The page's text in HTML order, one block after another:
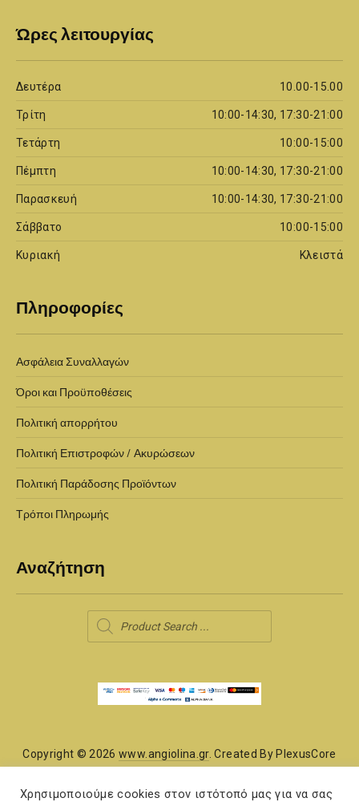
Ώρες λειτουργίας
Δευτέρα 10.00-15.00
Τρίτη 10:00-14:30, 17:30-21:00
Τετάρτη 10:00-15:00
Πέμπτη 10:00-14:30, 17:30-21:00
Παρασκευή 10:00-14:30, 17:30-21:00
Σάββατο 10:00-15:00
Κυριακή Κλειστά
Πληροφορίες
Ασφάλεια Συναλλαγών
Όροι και Προϋποθέσεις
Πολιτική απορρήτου
Πολιτική Επιστροφών / Ακυρώσεων
Πολιτική Παράδοσης Προϊόντων
Τρόποι Πληρωμής
Αναζήτηση
Products
search
Copyright © 2026www.angiolina.gr. Created By PlexusCore
Χάρτης Ιστότοπου
Χρησιμοποιούμε cookies στον ιστότοπό μας για να σας